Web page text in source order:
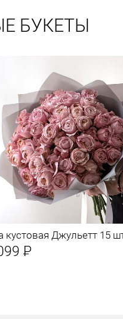
БУКЕТЫ
кустовая Джульетт 15
Р